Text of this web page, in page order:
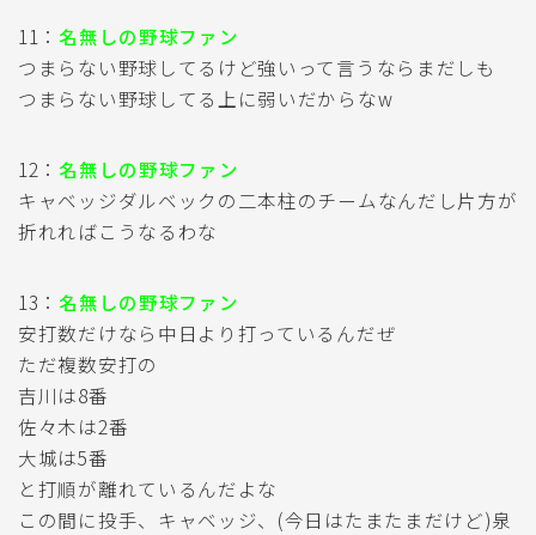
11： 名無しの野球ファン
つまらない野球してるけど強いって言うならまだしも
つまらない野球してる上に弱いだからなw
12： 名無しの野球ファン
キャベッジダルベックの二本柱のチームなんだし片方が
折れればこうなるわな
13： 名無しの野球ファン
安打数だけなら中日より打っているんだぜ
ただ複数安打の
吉川は8番
佐々木は2番
大城は5番
と打順が離れているんだよな
この間に投手、キャベッジ、(今日はたまたまだけど)泉